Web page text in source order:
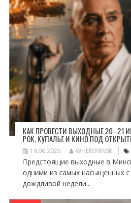
КАК ПРОВЕСТИ ВЫХОДНЫЕ 20–21
РОК, КУПАЛЬЕ И КИНО ПОД
19.06.2026 WHEREMINSK
Предстоящие выходные в
одними из самых насыщенных с
дождливой недели...